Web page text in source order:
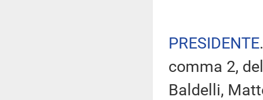
PRESIDENTE
comma 2,
Baldelli,